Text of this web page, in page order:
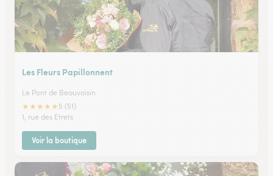
Les Fleurs Papillonnent
Le Pont de Beauvoisin
★★★★★ 5 (51)
1, rue des Etrets
Voir la boutique